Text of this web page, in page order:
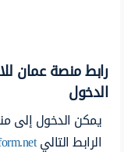
رابط منصة عمان
الدخول
يمكن الدخول إلى
الرابط التالي